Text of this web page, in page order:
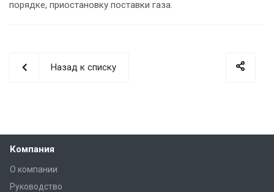
порядке, приостановку поставки газа.
Назад к списку
Компания
О компании
Руководство